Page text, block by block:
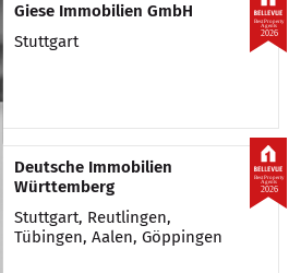
Giese Immobilien GmbH
Stuttgart
2026
Best Property
Agents
Deutsche Immobilien
Württemberg
Stuttgart, Reutlingen,
Tübingen, Aalen, Göppingen
2026
Best Property
Agents